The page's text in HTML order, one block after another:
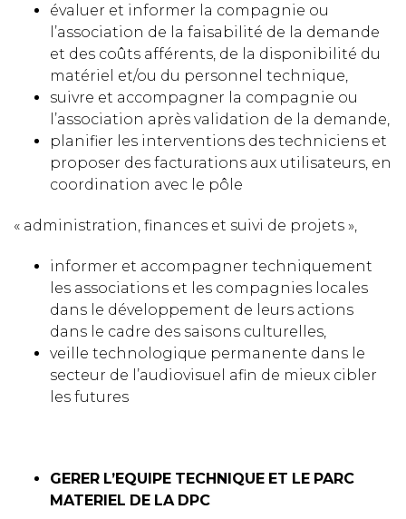
évaluer et informer la compagnie ou
l’association de la faisabilité de la demande
et des coûts afférents, de la disponibilité du
matériel et/ou du personnel technique,
suivre et accompagner la compagnie ou
l’association après validation de la demande,
planifier les interventions des techniciens et
proposer des facturations aux utilisateurs, en
coordination avec le pôle
« administration, finances et suivi de projets »,
informer et accompagner techniquement
les associations et les compagnies locales
dans le développement de leurs actions
dans le cadre des saisons culturelles,
veille technologique permanente dans le
secteur de l’audiovisuel afin de mieux cibler
les futures
GERER L’EQUIPE TECHNIQUE ET LE PARC
MATERIEL DE LA DPC